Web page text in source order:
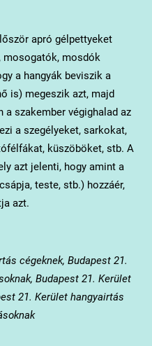
apró gélpettyeket
mosogatók, mosdók
a hangyák beviszik a
is) megeszik azt, majd
szakember végighalad az
a szegélyeket, sarkokat,
küszöböket, stb. A
azt jelenti, hogy amint a
teste, stb.) hozzáér,
azt.
cégeknek, Budapest 21.
Budapest 21. Kerület
21. Kerület hangyairtás